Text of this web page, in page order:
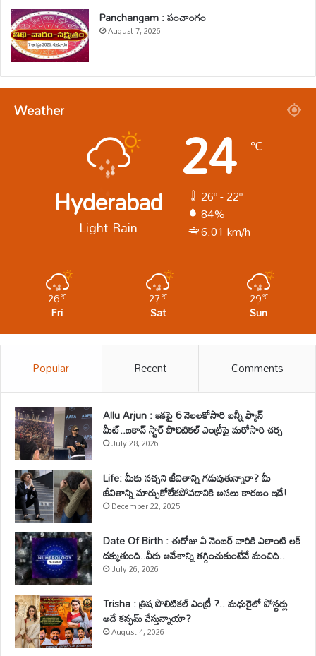
Panchangam : పంచాంగం
August 7, 2026
Weather
Hyderabad
Light Rain
24 ℃
26º - 22º
84%
6.01 km/h
26℃
Fri
27℃
Sat
29℃
Sun
Popular Recent Comments
Allu Arjun : ఇకపై 6 నెలలకోసారి బన్నీ ఫ్యాన్
మీట్..ఐకాన్ స్టార్ పొలిటికల్ ఎంట్రీపై మరోసారి చర్చ
July 28, 2026
Life: మీకు నచ్చని జీవితాన్ని గడుపుతున్నారా? మీ
జీవితాన్ని మార్చుకోలేకపోవడానికి అసలు కారణం ఇదే!
December 22, 2025
Date Of Birth : ఈరోజు ఏ నెంబర్ వారికి ఎలాంటి లక్
దక్కుతుంది..వీరు ఆవేశాన్ని తగ్గించుకుంటేనే మంచిది..
July 26, 2026
Trisha : త్రిష పొలిటికల్ ఎంట్రీ ?.. మధురైలో పోస్టర్లు
అదే కన్ఫమ్ చేస్తున్నాయా?
August 4, 2026